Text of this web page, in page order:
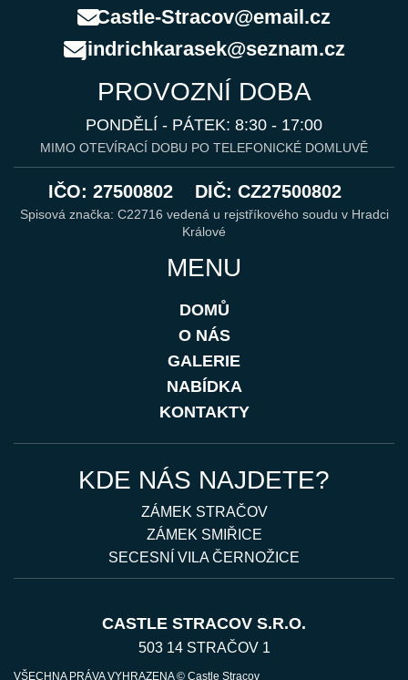
Castle-Stracov@email.cz
jindrichkarasek@seznam.cz
PROVOZNÍ DOBA
PONDĚLÍ - PÁTEK: 8:30 - 17:00
MIMO OTEVÍRACÍ DOBU PO TELEFONICKÉ DOMLUVĚ
IČO: 27500802 DIČ: CZ27500802
Spisová značka: C22716 vedená u rejstříkového soudu v Hradci
Králové
MENU
DOMŮ
O NÁS
GALERIE
NABÍDKA
KONTAKTY
KDE NÁS NAJDETE?
ZÁMEK STRAČOV
ZÁMEK SMIŘICE
SECESNÍ VILA ČERNOŽICE
CASTLE STRACOV S.R.O.
503 14 STRAČOV 1
VŠECHNA PRÁVA VYHRAZENA © Castle Stracov